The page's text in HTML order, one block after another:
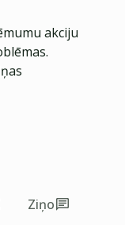
akciju
Ziņo